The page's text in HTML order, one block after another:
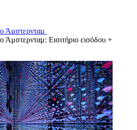
Άμστερνταμ
Εισιτήριο εισόδου +